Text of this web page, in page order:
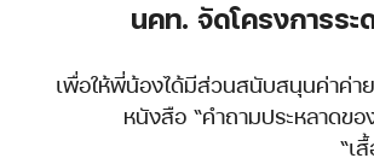
นคท. จัดโครงการร
เพื่อให้พี่น้องได้มีส่วนสนับสนุนค่าค่า
หนังสือ “คำถามประหลาดข
“เ